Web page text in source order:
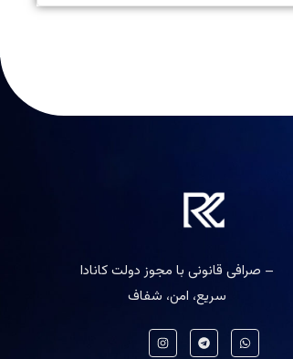
صرافی قانونی با مجوز دولت کانادا –
سریع، امن، شفاف
I
n
T
e
W
h